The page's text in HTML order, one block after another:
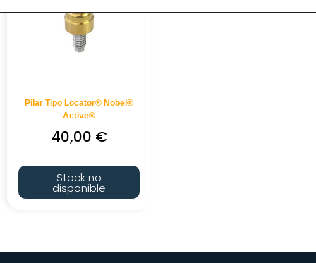
Pilar Tipo Locator® Nobel®
Active®
40,00 €
Stock no
disponible